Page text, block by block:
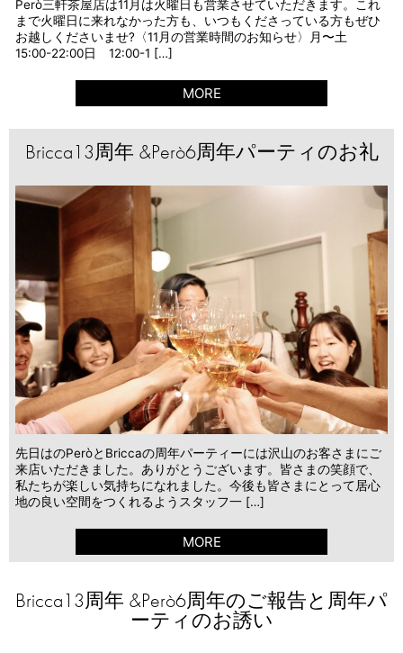
Però三軒茶屋店は11月は火曜日も営業させていただきます。これ
まで火曜日に来れなかった方も、いつもくださっている方もぜひ
お越しくださいませ?〈11月の営業時間のお知らせ〉月〜土
15:00-22:00日 12:00-1 […]
MORE
Bricca13周年 &Però6周年パーティのお礼
先日はのPeròとBriccaの周年パーティーには沢山のお客さまにご
来店いただきました。ありがとうございます。皆さまの笑顔で、
私たちが楽しい気持ちになれました。今後も皆さまにとって居心
地の良い空間をつくれるようスタッフ一 […]
MORE
Bricca13周年 &Però6周年のご報告と周年パ
ーティのお誘い